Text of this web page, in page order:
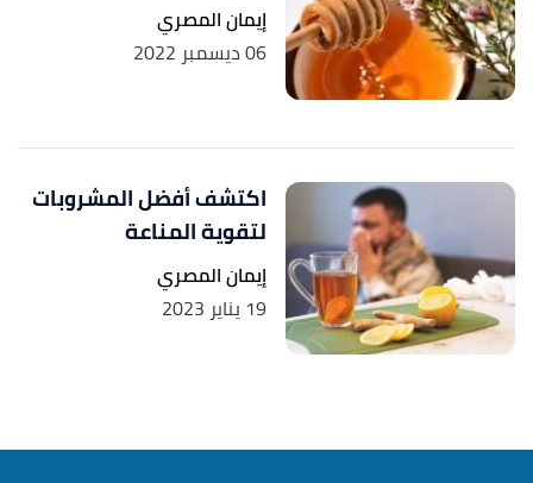
إيمان المصري
06 ديسمبر 2022
اكتشف أفضل المشروبات
لتقوية المناعة
إيمان المصري
19 يناير 2023